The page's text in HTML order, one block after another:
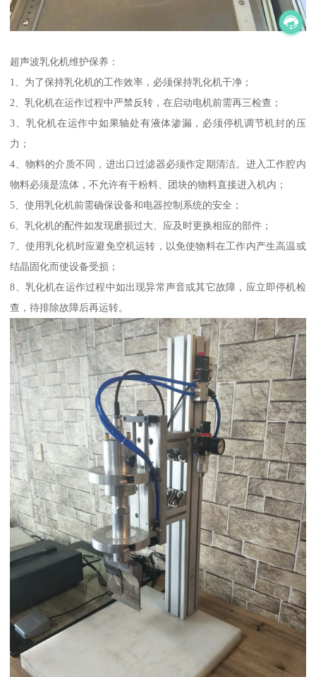
超声波乳化机维护保养：
1、为了保持乳化机的工作效率，必须保持乳化机干净；
2、乳化机在运作过程中严禁反转，在启动电机前需再三检查；
3、乳化机在运作中如果轴处有液体渗漏，必须停机调节机封的压
力；
4、物料的介质不同，进出口过滤器必须作定期清洁。进入工作腔内
物料必须是流体，不允许有干粉料、团块的物料直接进入机内；
5、使用乳化机前需确保设备和电器控制系统的安全；
6、乳化机的配件如发现磨损过大、应及时更换相应的部件；
7、使用乳化机时应避免空机运转，以免使物料在工作内产生高温或
结晶固化而使设备受损；
8、乳化机在运作过程中如出现异常声音或其它故障，应立即停机检
查，待排除故障后再运转。